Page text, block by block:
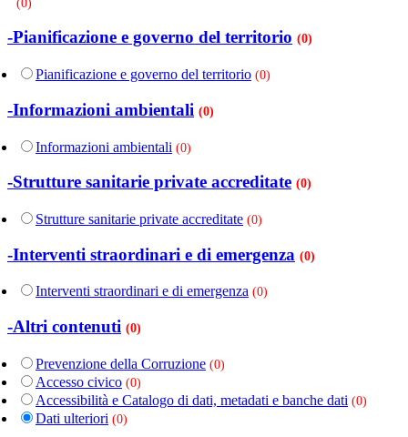
(0)
-Pianificazione e governo del territorio (0)
Pianificazione e governo del territorio (0)
-Informazioni ambientali (0)
Informazioni ambientali (0)
-Strutture sanitarie private accreditate (0)
Strutture sanitarie private accreditate (0)
-Interventi straordinari e di emergenza (0)
Interventi straordinari e di emergenza (0)
-Altri contenuti (0)
Prevenzione della Corruzione (0)
Accesso civico (0)
Accessibilità e Catalogo di dati, metadati e banche dati (0)
Dati ulteriori (0)